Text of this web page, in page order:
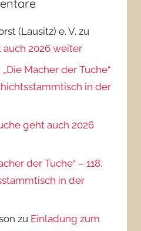
(Lausitz) e. V. zu
2026 weiter
„Die Macher der Tuche“
in der
geht auch 2026
der Tuche“ – 118.
in der
zu Einladung zum